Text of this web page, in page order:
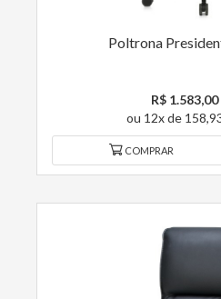
Poltrona
R$ 1.583,00
ou 12x de
COMPRAR